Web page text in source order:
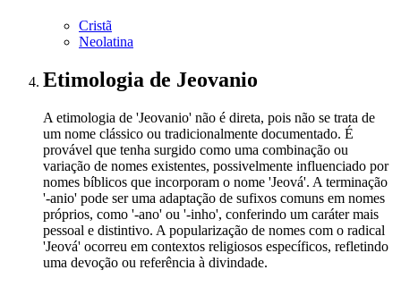
Cristã
Neolatina
Etimologia de Jeovanio
A etimologia de 'Jeovanio' não é direta, pois não se trata de
um nome clássico ou tradicionalmente documentado. É
provável que tenha surgido como uma combinação ou
variação de nomes existentes, possivelmente influenciado por
nomes bíblicos que incorporam o nome 'Jeová'. A terminação
'-anio' pode ser uma adaptação de sufixos comuns em nomes
próprios, como '-ano' ou '-inho', conferindo um caráter mais
pessoal e distintivo. A popularização de nomes com o radical
'Jeová' ocorreu em contextos religiosos específicos, refletindo
uma devoção ou referência à divindade.